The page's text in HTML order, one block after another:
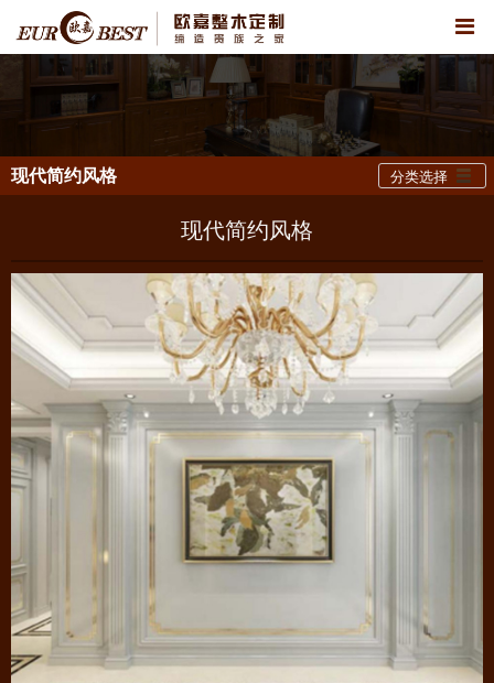
现代简约风格 分类选择
现代简约风格